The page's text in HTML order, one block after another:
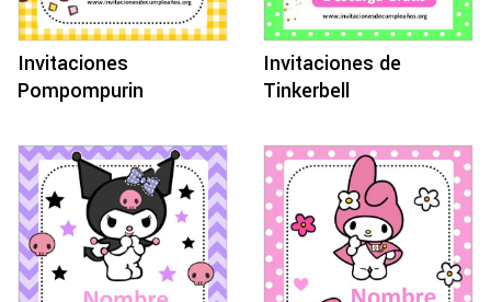
Invitaciones
Pompompurin
Invitaciones de
Tinkerbell